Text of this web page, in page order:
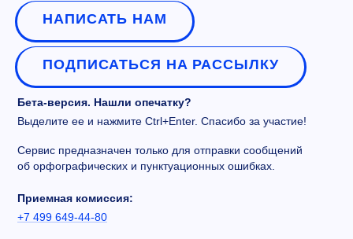
НАПИСАТЬ НАМ
ПОДПИСАТЬСЯ НА РАССЫЛКУ
Бета-версия. Нашли опечатку?
Выделите ее и нажмите Ctrl+Enter. Спасибо за участие!
Сервис предназначен только для отправки сообщений
об орфографических и пунктуационных ошибках.
Приемная комиссия:
+7 499 649-44-80